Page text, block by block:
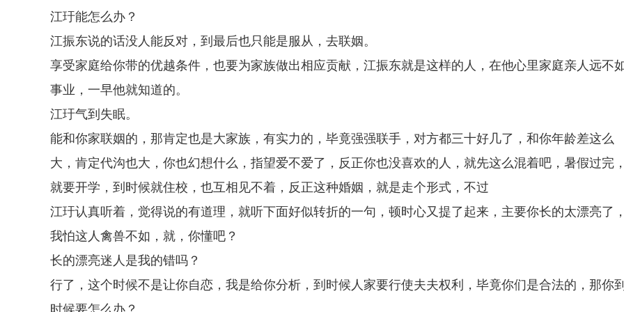
江玗能怎么办？
江振东说的话没人能反对，到最后也只能是服从，去联姻。
享受家庭给你带的优越条件，也要为家族做出相应贡献，江振东就是这样的人，在他心里家庭亲人远不
事业，一早他就知道的。
江玗气到失眠。
能和你家联姻的，那肯定也是大家族，有实力的，毕竟强强联手，对方都三十好几了，和你年龄差这么
大，肯定代沟也大，你也幻想什么，指望爱不爱了，反正你也没喜欢的人，就先这么混着吧，暑假过完，
就要开学，到时候就住校，也互相见不着，反正这种婚姻，就是走个形式，不过
江玗认真听着，觉得说的有道理，就听下面好似转折的一句，顿时心又提了起来，主要你长的太漂亮了，
我怕这人禽兽不如，就，你懂吧？
长的漂亮迷人是我的错吗？
行了，这个时候不是让你自恋，我是给你分析，到时候人家要行使夫夫权利，毕竟你们是合法的，那你到
时候要怎么办？